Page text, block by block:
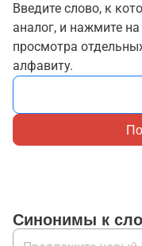
Введите слово, к
аналог, и нажмите
просмотра
алфавиту.
Синонимы к